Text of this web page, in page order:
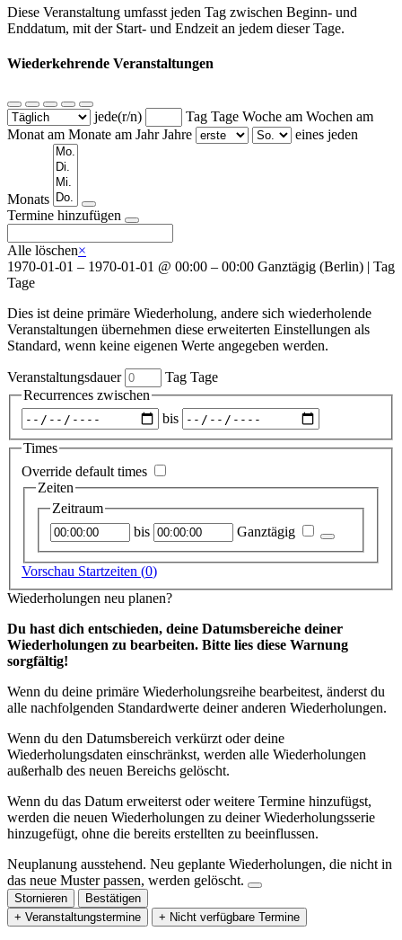
Diese Veranstaltung umfasst jeden Tag zwischen Beginn- und
Enddatum, mit der Start- und Endzeit an jedem dieser Tage.
Wiederkehrende Veranstaltungen
jede(r/n) Tag Tage Woche am Wochen am
Monat am Monate am Jahr Jahre eines jeden
Monats
Wochentage
Termine hinzufügen
Alle löschen×
1970-01-01 – 1970-01-01 @ 00:00 – 00:00 Ganztägig (Berlin) | Tag
Tage
Dies ist deine primäre Wiederholung, andere sich wiederholende
Veranstaltungen übernehmen diese erweiterten Einstellungen als
Standard, wenn keine eigenen Werte angegeben werden.
Veranstaltungsdauer Tag Tage
Recurrences zwischen
Zeitraum
auswählen
bis
Times
Override default times
Zeiten
Zeitraum
Startzeitpunkt bis Endzeitpunkt Ganztägig
Vorschau Startzeiten (0)
Wiederholungen neu planen?
Du hast dich entschieden, deine Datumsbereiche deiner
Wiederholungen zu bearbeiten. Bitte lies diese Warnung
sorgfältig!
Wenn du deine primäre Wiederholungsreihe bearbeitest, änderst du
alle nachfolgenden Standardwerte deiner anderen Wiederholungen.
Wenn du den Datumsbereich verkürzt oder deine
Wiederholungsdaten einschränkst, werden alle Wiederholungen
außerhalb des neuen Bereichs gelöscht.
Wenn du das Datum erweiterst oder weitere Termine hinzufügst,
werden die neuen Wiederholungen zu deiner Wiederholungsserie
hinzugefügt, ohne die bereits erstellten zu beeinflussen.
Neuplanung ausstehend. Neu geplante Wiederholungen, die nicht in
das neue Muster passen, werden gelöscht.
Stornieren
Bestätigen
+ Veranstaltungstermine
+ Nicht verfügbare Termine